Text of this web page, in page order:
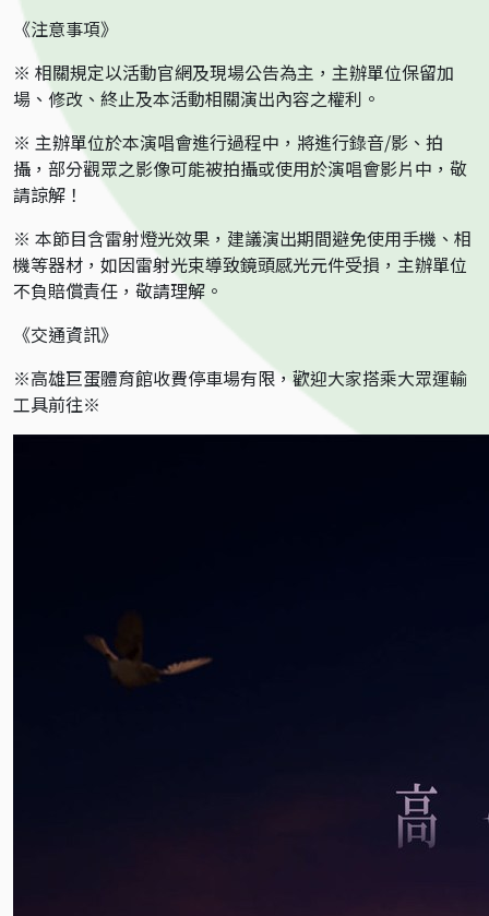
《注意事項》
※ 相關規定以活動官網及現場公告為主，主辦單位保留加
場、修改、終止及本活動相關演出內容之權利。
※ 主辦單位於本演唱會進行過程中，將進行錄音/影、拍
攝，部分觀眾之影像可能被拍攝或使用於演唱會影片中，敬
請諒解！
※ 本節目含雷射燈光效果，建議演出期間避免使用手機、相
機等器材，如因雷射光束導致鏡頭感光元件受損，主辦單位
不負賠償責任，敬請理解。
《交通資訊》
※高雄巨蛋體育館收費停車場有限，歡迎大家搭乘大眾運輸
工具前往※